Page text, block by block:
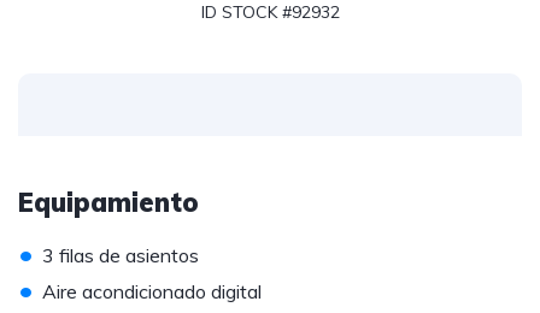
ID STOCK #92932
Equipamiento
• 3 filas de asientos
• Aire acondicionado digital